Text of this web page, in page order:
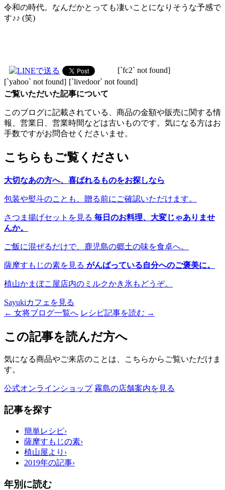
令和の時代。なんだかとっても凄いことになりそうな予感で
す♪♪ (笑)
[`fc2` not found]
[`yahoo` not found] [`livedoor` not found]
ご覧いただいた記事について
このブログに記載されている、商品の金額や販売に関する情
報、営業日、営業時間などは古いものです。気になる方はお
手数ですがお問合せくださいませ。
こちらもご覧ください
大切なあの方へ、喜ばれるものをお探しなら
包装や熨斗のことも、贈る前にご確認いただけます。
さつま揚げセットを見る 毎日のお料理、大変じゃありませ
んか。
ご飯に混ぜるだけで、鹿児島の郷土の味を食卓へ。
薩摩すもじの素を見る がんばっている自分へのご褒美に。
植山かまぼこ屋店内のミルクかき氷もどうぞ。
Sayukiカフェを見る
← 女将ブログ一覧へ レシピ記事を読む →
この記事を読んだ方へ
気になる商品やご来店のことは、こちらからご覧いただけま
す。
公式オンラインショップ 霧島の店舗案内を見る
記事を探す
簡単レシピ›
薩摩すもじの素›
植山屋より ›
2019年の記事›
年別に読む